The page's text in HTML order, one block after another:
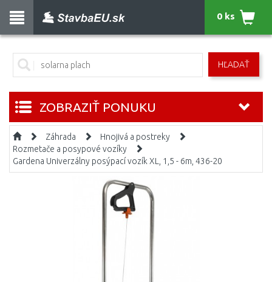
HĽADAŤ
0 ks
ZOBRAZIŤ PONUKU
Záhrada
Hnojivá a postreky
Rozmetače a posypové vozíky
Gardena Univerzálny posýpací vozík XL, 1,5 - 6m, 436-20